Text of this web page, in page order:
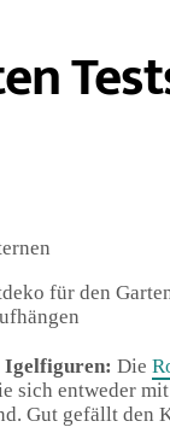
für den
Igelfiguren: Die
sich entweder
Gut gefällt den